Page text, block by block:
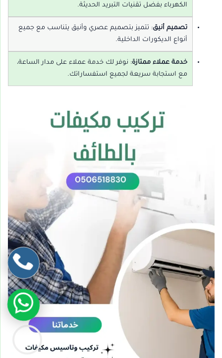
الكهرباء بفضل تقنيات التبريد الحديثة.
تصميم أنيق: تتميز بتصميم عصري وأنيق يتناسب مع جميع
أنواع الديكورات الداخلية.
خدمة عملاء ممتازة: نوفر لك خدمة عملاء على مدار الساعة،
مع استجابة سريعة لجميع استفساراتك.